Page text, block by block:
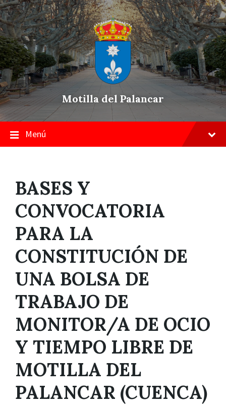
Skip
to
content
Saltar
a
la
navegación
principal
Saltar
a
pie
de
página
Motilla del Palancar
Menú
BASES Y
CONVOCATORIA
PARA LA
CONSTITUCIÓN DE
UNA BOLSA DE
TRABAJO DE
MONITOR/A DE OCIO
Y TIEMPO LIBRE DE
MOTILLA DEL
PALANCAR (CUENCA)